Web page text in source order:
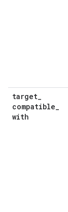
target_
compatible_
with